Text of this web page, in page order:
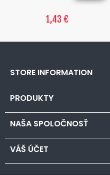
1,43 €
STORE INFORMATION
PRODUKTY
NAŠA SPOLOČNOSŤ
VÁŠ ÚČET